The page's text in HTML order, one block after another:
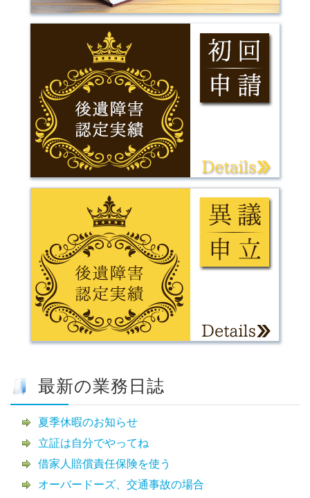
最新の業務日誌
夏季休暇のお知らせ
立証は自分でやってね
借家人賠償責任保険を使う
オーバードーズ、交通事故の場合